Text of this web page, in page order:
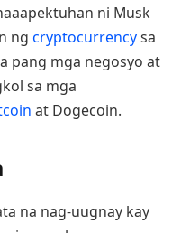
ni Musk
ng cryptocurrencysa
pang mga negosyo at
sa mga
at Dogecoin.
na nag-uugnay kay